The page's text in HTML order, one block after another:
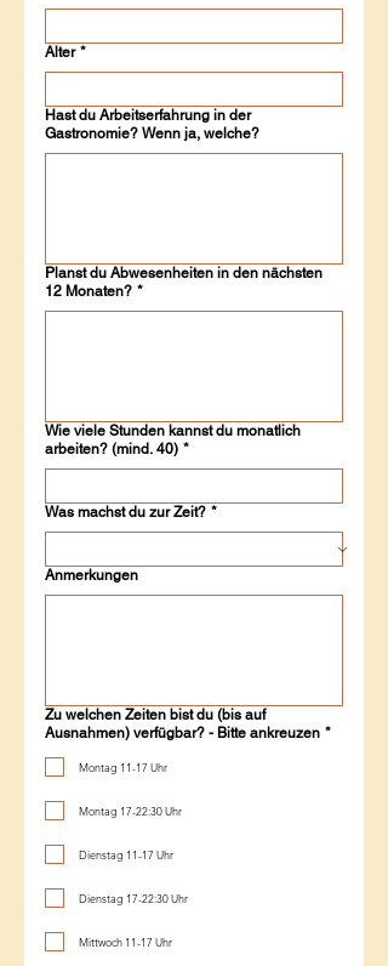
Alter *
Hast du Arbeitserfahrung in der
Gastronomie? Wenn ja, welche?
Planst du Abwesenheiten in den nächsten
12 Monaten? *
Wie viele Stunden kannst du monatlich
arbeiten? (mind. 40) *
Was machst du zur Zeit? *
Anmerkungen
Zu welchen Zeiten bist du (bis auf
Ausnahmen) verfügbar? - Bitte ankreuzen *
Montag 11-17 Uhr
Montag 17-22:30 Uhr
Dienstag 11-17 Uhr
Dienstag 17-22:30 Uhr
Mittwoch 11-17 Uhr